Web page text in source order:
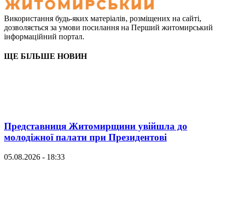
Використання будь-яких матеріалів, розміщених на сайті,
дозволяється за умови посилання на Перший житомирський
інформаційний портал.
ЩЕ БІЛЬШЕ НОВИН
Представниця Житомирщини увійшла до
молодіжної палати при Президентові
05.08.2026 - 18:33